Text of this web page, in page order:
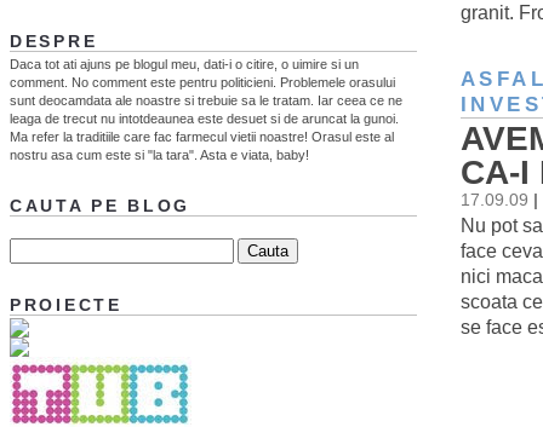
granit.
CA-I
17.09.09
Nu pot
face
nici
scoata
se face
DESPRE
Daca tot ati ajuns pe blogul meu, dati-i o citire, o uimire si un
comment. No comment este pentru politicieni. Problemele orasului
sunt deocamdata ale noastre si trebuie sa le tratam. Iar ceea ce ne
leaga de trecut nu intotdeaunea este desuet si de aruncat la gunoi.
Ma refer la traditiile care fac farmecul vietii noastre! Orasul este al
nostru asa cum este si "la tara". Asta e viata, baby!
CAUTA PE BLOG
PROIECTE